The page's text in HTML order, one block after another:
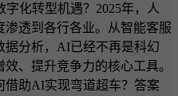
化转型机遇？2025年，人
透到各行各业。从智能客服
据分析，AI已经不再是科幻
、提升竞争力的核心工具。
借助AI实现弯道超车？答案